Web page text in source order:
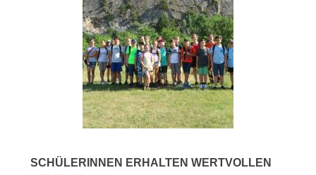
Wienerwälderin
2019
und
zeichnet
aktive
UnterstützerInnen
aus
SCHÜLERINNEN ERHALTEN WERTVOLLEN